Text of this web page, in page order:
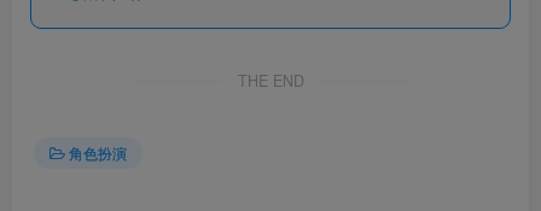
THE END
角色扮演